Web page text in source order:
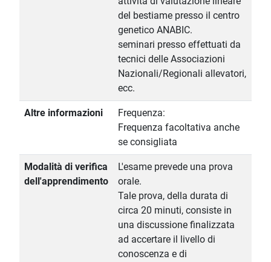
del bestiame presso il centro
genetico ANABIC.
seminari presso effettuati da
tecnici delle Associazioni
Nazionali/Regionali allevatori,
ecc.
Altre informazioni
Frequenza:
Frequenza facoltativa anche
se consigliata
Modalità di verifica
dell'apprendimento
L'esame prevede una prova
orale.
Tale prova, della durata di
circa 20 minuti, consiste in
una discussione finalizzata
ad accertare il livello di
conoscenza e di